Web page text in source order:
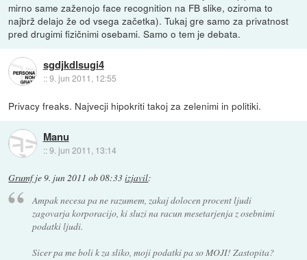
mirno same zaženojo face recognition na FB slike, oziroma to
najbrž delajo že od vsega začetka). Tukaj gre samo za privatnost
pred drugimi fizičnimi osebami. Samo o tem je debata.
sgdjkdlsugi4
::9. jun 2011, 12:55
Privacy freaks. Najvecji hipokriti takoj za zelenimi in politiki.
Manu
::9. jun 2011, 13:14
Grumfje9. jun 2011 ob 08:33izjavil:
Ampak necesa pa ne razumem, zakaj dolocen procent ljudi
zagovarja korporacijo, ki sluzi na racun mesetarjenja z osebnimi
podatki ljudi.
Sicer pa me boli k za sliko, moji podatki pa so MOJI! Zastopita?